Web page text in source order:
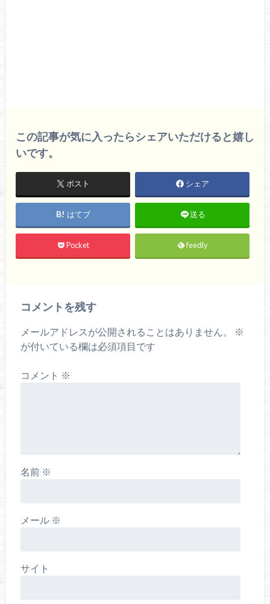
この記事が気に入ったらシェアいただけると嬉し
いです。
ポスト シェア
はてブ 送る
Pocket feedly
コメントを残す
メールアドレスが公開されることはありません。
※
が付いている欄は必須項目です
コメント ※
名前 ※
メール ※
サイト